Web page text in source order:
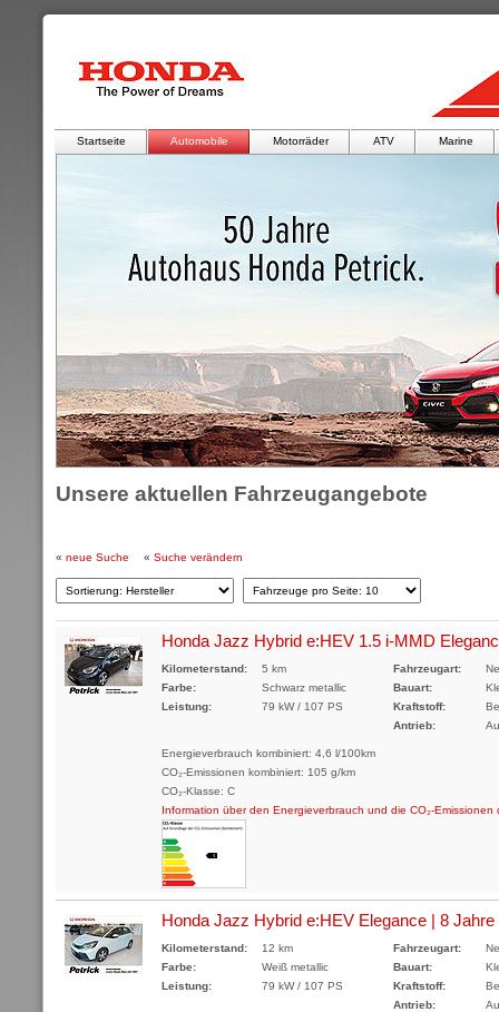
Startseite Automobile Motorräder ATV Marine
Unsere aktuellen Fahrzeugangebote
« neue Suche « Suche verändern
Honda Jazz Hybrid e:HEV 1.5 i-MMD
Kilometerstand:
5 km
Farbe:
Schwarz metallic
Leistung:
79 kW / 107 PS
Fahrzeugart:
Bauart:
Kraftstoff:
Antrieb:
Energieverbrauch kombiniert: 4,6 l/100km
CO₂-Emissionen kombiniert: 105 g/km
CO₂-Klasse: C
Information über den Energieverbrauch und die CO₂-Emissionen
Honda Jazz Hybrid e:HEV Elegance | 8 Jahre
Kilometerstand:
12 km
Farbe:
Weiß metallic
Leistung:
79 kW / 107 PS
Fahrzeugart:
Bauart:
Kraftstoff:
Antrieb: